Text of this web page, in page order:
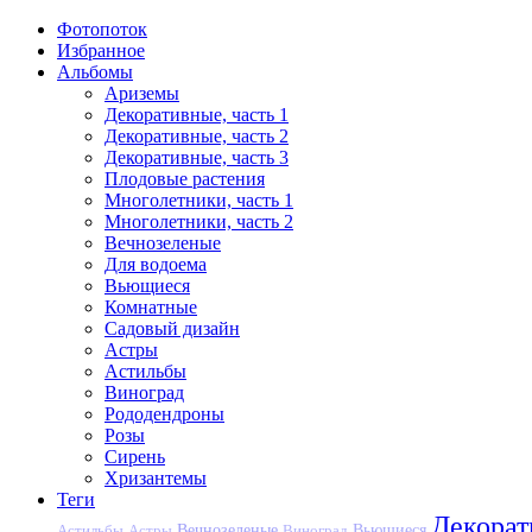
Фотопоток
Избранное
Альбомы
Ариземы
Декоративные, часть 1
Декоративные, часть 2
Декоративные, часть 3
Плодовые растения
Многолетники, часть 1
Многолетники, часть 2
Вечнозеленые
Для водоема
Вьющиеся
Комнатные
Садовый дизайн
Астры
Астильбы
Виноград
Рододендроны
Розы
Сирень
Хризантемы
Теги